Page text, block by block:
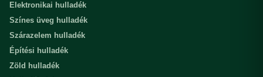
Elektronikai hulladék
Színes üveg hulladék
Szárazelem hulladék
Építési hulladék
Zöld hulladék